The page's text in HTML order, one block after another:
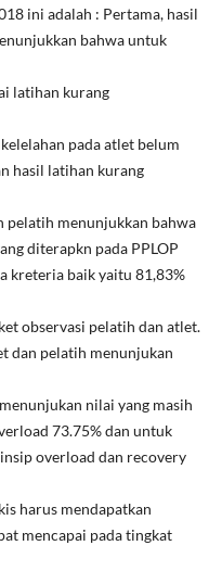
ini adalah : Pertama, hasil
bahwa untuk
latihan kurang
pada atlet belum
hasil latihan kurang
pelatih menunjukkan bahwa
diterapkn pada PPLOP
kreteria baik yaitu 81,83%
observasi pelatih dan atlet.
dan pelatih menunjukan
nilai yang masih
73.75% dan untuk
overload dan recovery
harus mendapatkan
mencapai pada tingkat